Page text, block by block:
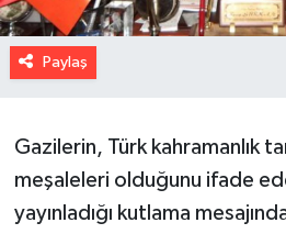
Paylaş
Gazilerin, Türk kahramanlık
meşaleleri olduğunu ifade
yayınladığı kutlama